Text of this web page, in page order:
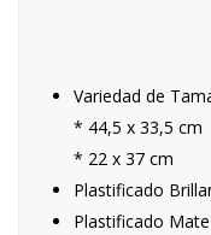
Variedad de
* 44,5 x 33,5 cm
* 22 x 37 cm
Plastificado
Plastificado Mate